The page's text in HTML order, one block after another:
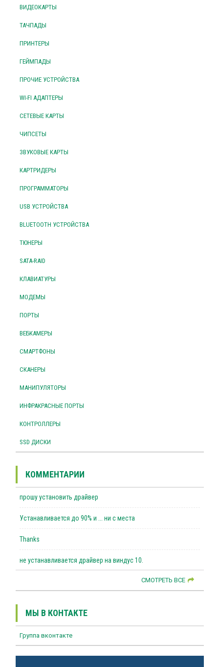
ВИДЕОКАРТЫ
ТАЧПАДЫ
ПРИНТЕРЫ
ГЕЙМПАДЫ
ПРОЧИЕ УСТРОЙСТВА
WI-FI АДАПТЕРЫ
СЕТЕВЫЕ КАРТЫ
ЧИПСЕТЫ
ЗВУКОВЫЕ КАРТЫ
КАРТРИДЕРЫ
ПРОГРАММАТОРЫ
USB УСТРОЙСТВА
BLUETOOTH УСТРОЙСТВА
ТЮНЕРЫ
SATA-RAID
КЛАВИАТУРЫ
МОДЕМЫ
ПОРТЫ
ВЕБКАМЕРЫ
СМАРТФОНЫ
СКАНЕРЫ
МАНИПУЛЯТОРЫ
ИНФРАКРАСНЫЕ ПОРТЫ
КОНТРОЛЛЕРЫ
SSD ДИСКИ
КОММЕНТАРИИ
прошу установить драйвер
Устанавливается до 90% и ... ни с места
Thanks
не устанавливается драйвер на виндус 10.
СМОТРЕТЬ ВСЕ
МЫ В КОНТАКТЕ
Группа вконтакте